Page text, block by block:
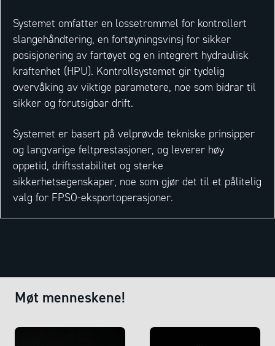
Systemet omfatter en lossetrommel for kontrollert
slangehåndtering, en fortøyningsvinsj for sikker
posisjonering av fartøyet og en integrert hydraulisk
kraftenhet (HPU). Kontrollsystemet gir tydelig
overvåking av viktige parametere, noe som bidrar til
sikker og forutsigbar drift.
Systemet er basert på velprøvde tekniske prinsipper
og langvarige feltprestasjoner, og leverer høy
oppetid, driftsstabilitet og sterke
sikkerhetsegenskaper, noe som gjør det til et pålitelig
valg for FPSO-eksportoperasjoner.
Møt menneskene!